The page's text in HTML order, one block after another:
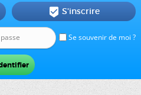
Se souvenir de moi ?
 S'inscrire